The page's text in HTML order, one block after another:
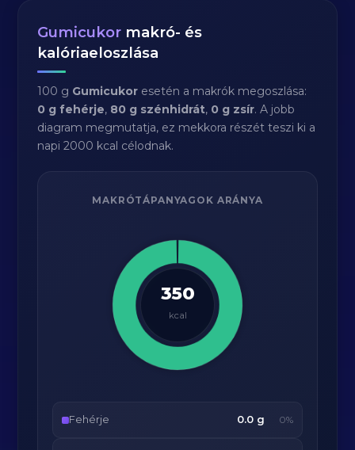
Gumicukor makró- és
kalóriaeloszlása
100 g Gumicukor esetén a makrók megoszlása:
0 g fehérje, 80 g szénhidrát, 0 g zsír. A jobb
diagram megmutatja, ez mekkora részét teszi ki a
napi 2000 kcal célodnak.
MAKRÓTÁPANYAGOK ARÁNYA
350
kcal
Fehérje 0.0 g 0%